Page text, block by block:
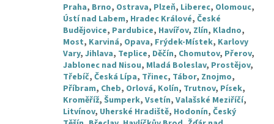
Praha, Brno, Ostrava, Plzeň, Liberec, Olomouc,
Ústí nad Labem, Hradec Králové, České
Budějovice, Pardubice, Havířov, Zlín, Kladno,
Most, Karviná, Opava, Frýdek-Místek, Karlovy
Vary, Jihlava, Teplice, Děčín, Chomutov, Přerov,
Jablonec nad Nisou, Mladá Boleslav, Prostějov,
Třebíč, Česká Lípa, Třinec, Tábor, Znojmo,
Příbram, Cheb, Orlová, Kolín, Trutnov, Písek,
Kroměříž, Šumperk, Vsetín, Valašské Meziříčí,
Litvínov, Uherské Hradiště, Hodonín, Český